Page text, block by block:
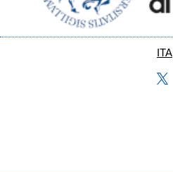
ITA